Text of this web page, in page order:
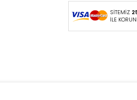
SİTEMİZ
İLE